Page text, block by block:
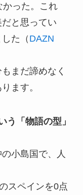
かった。これ
と思ってい
た（ DAZN
まだ諦めなく
ます。
う「物語の型」
小島国で、人
スペインを0点